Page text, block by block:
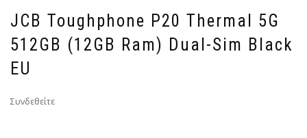
JCB Toughphone P20 Thermal 5G
512GB (12GB Ram) Dual-Sim Black
EU
Συνδεθείτε